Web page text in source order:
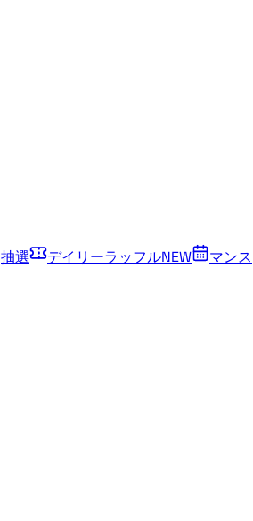
抽選 デイリーラッフルNEW
マンス